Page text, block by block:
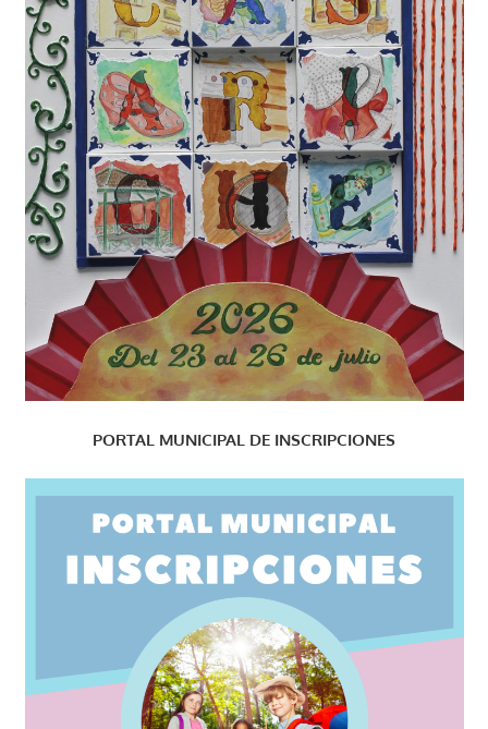
PORTAL MUNICIPAL DE INSCRIPCIONES